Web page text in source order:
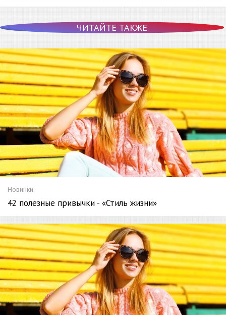
ЧИТАЙТЕ ТАКЖЕ
Новинки.
42 полезные привычки - «Стиль жизни»